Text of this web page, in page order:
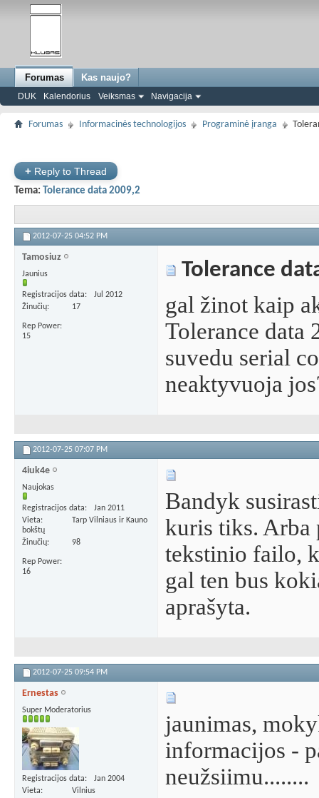
Forumas
DUK Kalendorius Veiksmas Navigacija
Kas naujo?
Forumas Informacinės technologijos Programinė įranga
+ Reply to Thread
Tema: Tolerance data 2009,2
2012-07-25 04:52 PM
Tamosiuz
Jaunius
Registracijos data
Jul 2012
Žinučių
17
Rep Power
15
Tolerance
gal žinot kaip
Tolerance data
suvedu serial
neaktyvuoja
2012-07-25 07:07 PM
4iuk4e
Naujokas
Registracijos data
Jan 2011
Vieta
Tarp Vilniaus ir Kauno
bokštų
Žinučių
98
Rep Power
16
Bandyk
kuris tiks. Arba
tekstinio failo,
gal ten bus
aprašyta.
2012-07-25 09:54 PM
Ernestas
Super Moderatorius
Registracijos data
Jan 2004
Vieta
Vilnius
jaunimas,
informacijos -
neužsiimu........